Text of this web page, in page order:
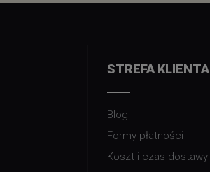
STREFA KLIENTA
Blog
Formy płatności
Koszt i czas dostawy